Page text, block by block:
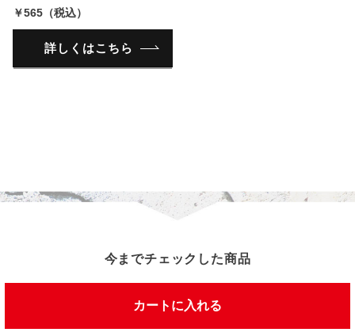
カートに入れる
￥565（税込）
詳しくはこちら
今までチェックした商品
この商品を見た人は、こんな商品を見ています